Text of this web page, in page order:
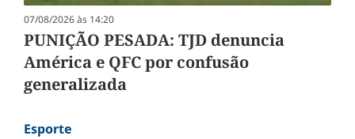
07/08/2026 às 14:20
PUNIÇÃO PESADA: TJD denuncia
América e QFC por confusão
generalizada
Esporte